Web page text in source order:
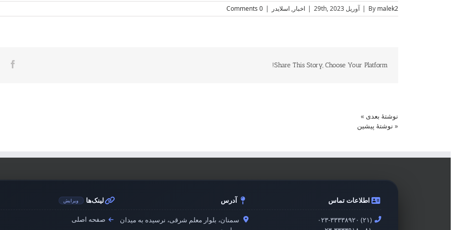
By malek2
| آوریل 29th, 2023 | اخبار, اسلایدر |
0 Comments
Share This Story, Choose Your Platform!
نوشتهٔ بعدی »
« نوشتهٔ پیشین
اطلاعات تماس
۰۲۳-۳۳۳۳۸۹۲۰ (۲۱)
آدرس
سمنان، بلوار معلم شرقی، نرسیده به میدان
لینک‌ها ویرایش
صفحه اصلی